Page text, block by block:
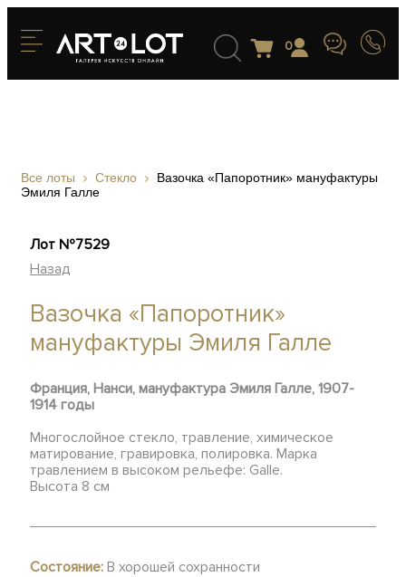
0
Все лоты Стекло
Вазочка «Папоротник» мануфактуры
Эмиля Галле
Лот №7529
Назад
Вазочка «Папоротник»
мануфактуры Эмиля Галле
Франция, Нанси, мануфактура Эмиля Галле, 1907-
1914 годы
Многослойное стекло, травление, химическое
матирование, гравировка, полировка. Марка
травлением в высоком рельефе: Galle.
Высота 8 см
Состояние: В хорошей сохранности